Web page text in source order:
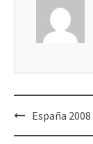
Post
navigation
España 2008